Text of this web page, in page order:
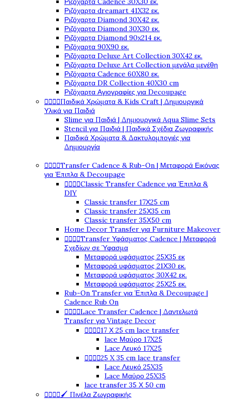
Ριζόχαρτα dreamart 41X32 εκ.
Ριζόχαρτα Diamond 30X42 εκ.
Ριζόχαρτα Diamond 30X30 εκ.
Ριζόχαρτα Diamond 90x214 εκ.
Ριζόχαρτα 90X90 εκ.
Ριζόχαρτα Deluxe Art Collection 30X42 εκ.
Ριζόχαρτα Deluxe Art Collection μεγάλα μεγέθη
Ριζόχαρτα Cadence 60X80 εκ.
Ριζόχαρτα DR Collection 40X30 cm
Ριζόχαρτα Αγιογραφίες για Decoupage
Παιδικά Χρώματα & Kids Craft | Δημιουργικά
Υλικά για Παιδιά
Slime για Παιδιά | Δημιουργικά Aqua Slime Sets
Stencil για Παιδιά | Παιδικά Σχέδια Ζωγραφικής
Παιδικά Χρώματα & Δακτυλομπογιές για
Δημιουργία
Transfer Cadence & Rub-On | Μεταφορά Εικόνας
για Έπιπλα & Decoupage
Classic Transfer Cadence για Έπιπλα &
DIY
Classic transfer 17Χ25 cm
Classic transfer 25Χ35 cm
Classic transfer 35Χ50 cm
Home Decor Transfer για Furniture Makeover
Transfer Υφάσματος Cadence | Μεταφορά
Σχεδίων σε Ύφασμα
Μεταφορά υφάσματος 25Χ35 εκ
Μεταφορά υφάσματος 21Χ30 εκ.
Μεταφορά υφάσματος 30Χ42 εκ.
Μεταφορά υφάσματος 25Χ25 εκ.
Rub-On Transfer για Έπιπλα & Decoupage |
Cadence Rub On
Lace Transfer Cadence | Δαντελωτά
Transfer για Vintage Decor
17 Χ 25 cm lace transfer
lace Μαύρο 17X25
Lace Λευκό 17X25
25 X 35 cm lace transfer
Lace Λευκό 25X35
Lace Μαύρο 25X35
lace transfer 35 Χ 50 cm
🖌️ Πινέλα Ζωγραφικής